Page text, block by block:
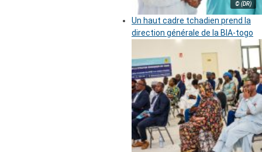
© (DR)
Un haut cadre tchadien prend la
direction générale de la BIA-togo